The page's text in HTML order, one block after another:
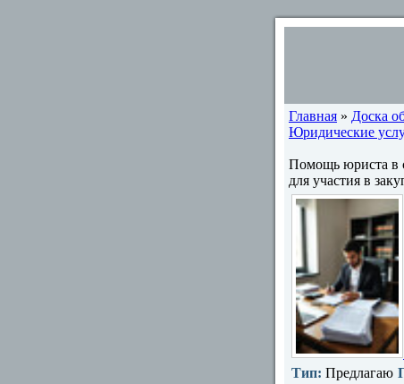
Главная » Доска
Юридические
Помощь юриста в
для участия в
Тип: Предлагаю